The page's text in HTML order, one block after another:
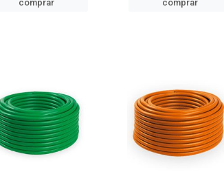
comprar
comprar